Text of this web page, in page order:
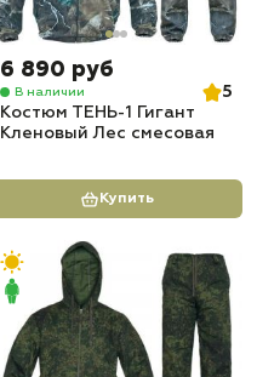
6 890 руб
В наличии
5
Костюм ТЕНЬ-1 Гигант
Кленовый Лес смесовая
Купить